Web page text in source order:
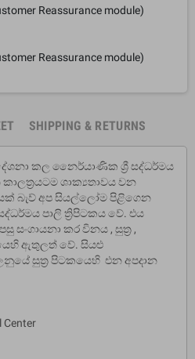
Reassurance module)
Reassurance module)
SHIPPING & RETURNS
කල නෛර්යාණික ශ්‍රී සද්ධර්මය
ශාක්‍යතාවය වන
බැව් අප සියල්ලෝම පිළිගෙන
පාලි ත්‍රිපිටකය වේ. එය
සංගායනා කර විනය , සුත්‍ර ,
ඇතුලත් වේ. සියළු
සුත්‍ර පිටකයෙහි එන අපදාන
Center